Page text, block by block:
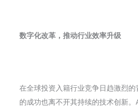
数字化改革，推动行业效率升级
在全球投资入籍行业竞争日趋激烈的
的成功也离不开其持续的技术创新。